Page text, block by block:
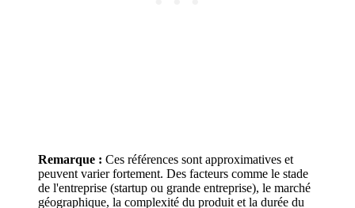
Remarque : Ces références sont approximatives et
peuvent varier fortement. Des facteurs comme le stade
de l'entreprise (startup ou grande entreprise), le marché
géographique, la complexité du produit et la durée du